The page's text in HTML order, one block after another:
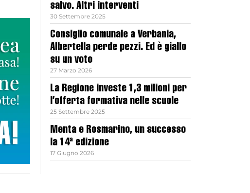
salvo. Altri interventi
30 Settembre 2025
Consiglio comunale a Verbania,
Albertella perde pezzi. Ed è giallo
su un voto
27 Marzo 2026
La Regione investe 1,3 milioni per
l’offerta formativa nelle scuole
25 Settembre 2025
Menta e Rosmarino, un successo
la 14ª edizione
17 Giugno 2026